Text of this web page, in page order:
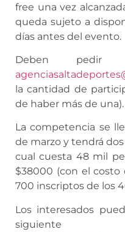
free una vez
queda sujeto a
días antes del evento.
Deben
la cantidad de
de haber más de una).
La competencia se
de marzo y tendrá
cual cuesta 48 mil
$38000 (con el costo
700 inscriptos de los
Los interesados